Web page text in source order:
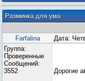
Разминка для ума
Farfalina Дата:
Группа:
Проверенные
Сообщений:
3552
Дорогие